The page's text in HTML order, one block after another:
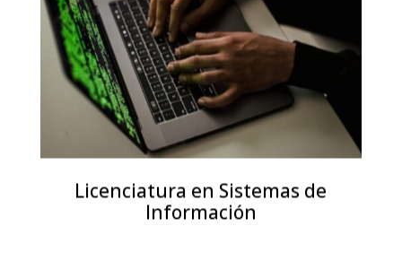
Licenciatura en Sistemas de
Información